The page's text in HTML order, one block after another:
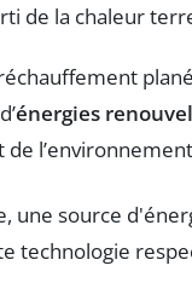
de la chaleur
énergies
de